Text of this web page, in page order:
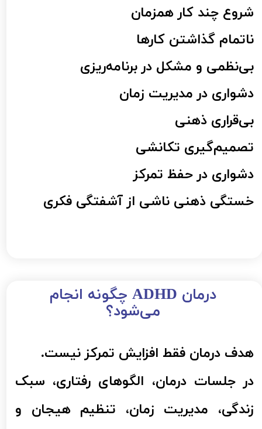
شروع چند کار همزمان
ناتمام گذاشتن کارها
بی‌نظمی و مشکل در برنامه‌ریزی
دشواری در مدیریت زمان
بی‌قراری ذهنی
تصمیم‌گیری تکانشی
دشواری در حفظ تمرکز
​​​​​​​خستگی ذهنی ناشی از آشفتگی فکری
درمان ADHD چگونه انجام
می‌شود؟​​​​​​​
هدف درمان فقط افزایش تمرکز نیست.
در جلسات درمان، الگوهای رفتاری، سبک
زندگی، مدیریت زمان، تنظیم هیجان و